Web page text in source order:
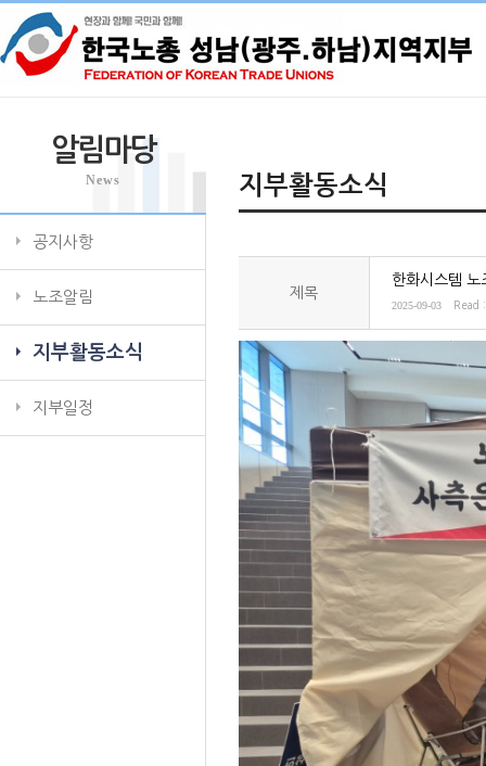
알림마당
News
공지사항
노조알림
지부활동소식
지부일정
지부활동소식
제목
한화시스템 노
2025-09-03 Read